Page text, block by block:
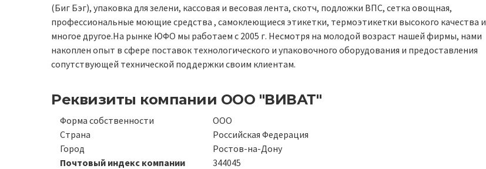
(Биг Бэг), упаковка для зелени, кассовая и весовая лента, скотч, подложки ВПС, сетка овощная,
профессиональные моющие средства , самоклеющиеся этикетки, термоэтикетки высокого качества и
многое другое.На рынке ЮФО мы работаем с 2005 г. Несмотря на молодой возраст нашей фирмы, нами
накоплен опыт в сфере поставок технологического и упаковочного оборудования и предоставления
сопутствующей технической поддержки своим клиентам.
Реквизиты компании ООО "ВИВАТ"
Форма собственности
ООО
Страна
Российская Федерация
Город
Ростов-на-Дону
Почтовый индекс компании
344045